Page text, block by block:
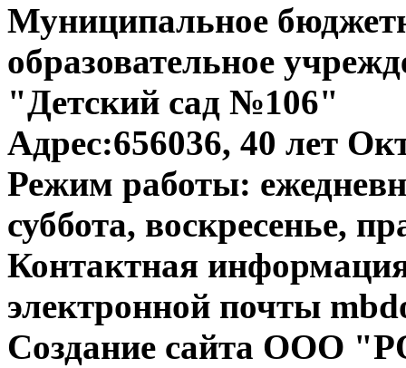
Муниципальное
образовательное
"Детский сад №106"
Адрес:656036, 40 лет
Режим работы:
суббота, воскресенье,
Контактная
электронной почты
Создание сайта ООО